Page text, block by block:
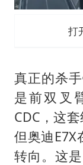
打
真正的杀
是前双叉
CDC，这
但奥迪
转向。这